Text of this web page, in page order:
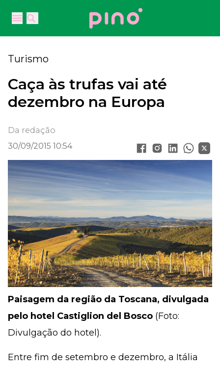
Open main menu
Open main menu
Your Company
Turismo
Caça às trufas vai até
dezembro na Europa
Da redação
30/09/2015 10:54
Paisagem da região da Toscana, divulgada
pelo hotel Castiglion del Bosco (Foto:
Divulgação do hotel).
Entre fim de setembro e dezembro, a Itália